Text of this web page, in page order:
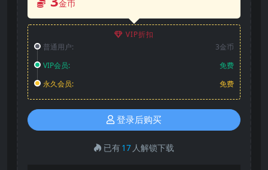
金币
VIP折扣
普通用户:
3金币
VIP会员:
免费
永久会员:
免费
登录后购买
已有17 人解锁下载